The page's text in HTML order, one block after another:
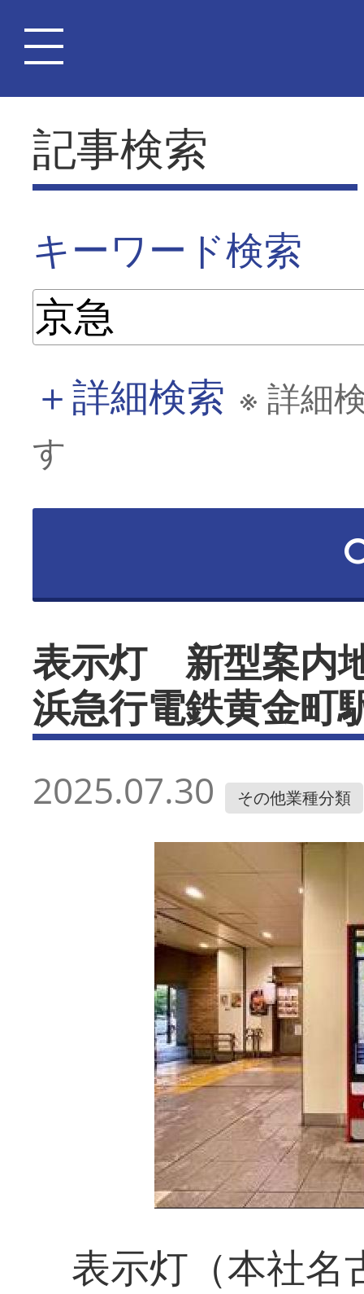
記事検索
キーワード検索
＋詳細検索 ※ 詳細
す
表示灯 新型案内
浜急行電鉄黄金町
2025.07.30 その他業種分類
表示灯（本社名